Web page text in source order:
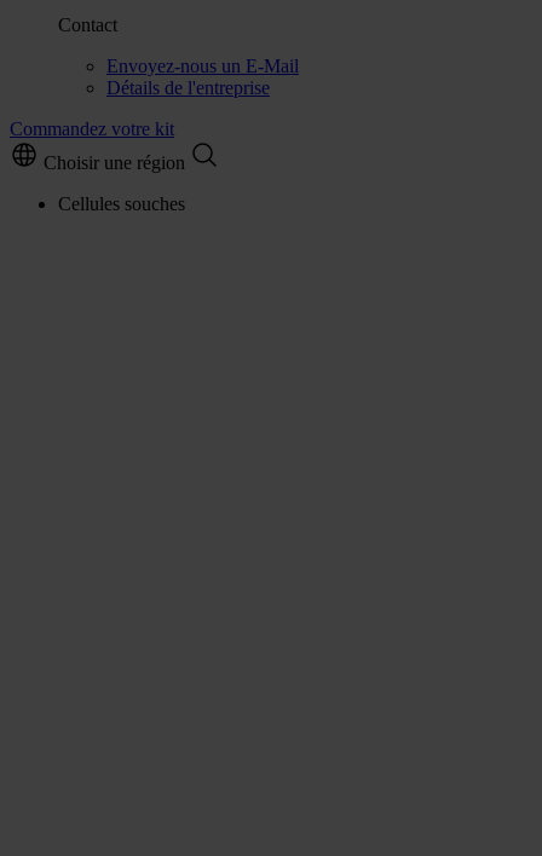
Contact
Envoyez-nous un E-Mail
Détails de l'entreprise
Commandez votre kit
Choisir une région
Cellules souches